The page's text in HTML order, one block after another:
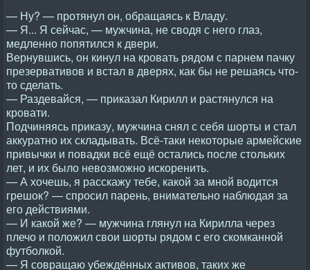
— Ну? — протянул он, обращаясь к Владу.
— Я... Я сейчас, — мужчина, не сводя с него глаз,
медленно попятился к двери.
Вернувшись, он кинул на кровать рядом с парнем пачку
презервативов и встал в дверях, как бы не решаясь что-
то сделать.
— Раздевайся, — приказал Кирилл и растянулся на
кровати.
Подчиняясь приказу, мужчина снял с себя шорты и стал
аккуратно их складывать. Всё-таки некоторые армейские
привычки и повадки всё ещё остались после стольких
лет, и их было невозможно искоренить.
— А хочешь, я расскажу тебе, какой за мной водится
грешок? — спросил парень, внимательно наблюдая за
его действиями.
— И какой же? — мужчина глянул на Кирилла через
плечо и положил свои шорты рядом с его скомканной
футболкой.
— Я совращаю убеждённых активов, таких же